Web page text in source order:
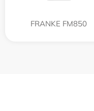
FRANKE FM850